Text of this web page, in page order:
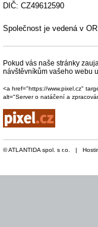
DIČ: CZ49612590
Společnost je vedená v
Pokud vás naše stránky
návštěvníkům vašeho webu
<a href="https://www.pixel.cz"
alt="Server o natáčení a
© ATLANTIDA spol. s r.o. |